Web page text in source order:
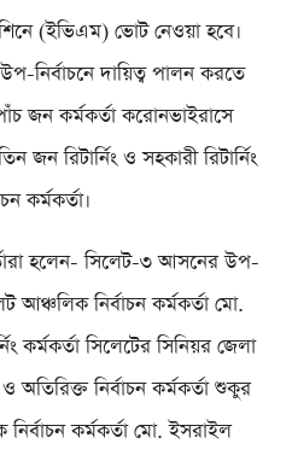
(ইভিএম) ভোট নেওয়া হবে।
নির্বাচনে দায়িত্ব পালন করতে
জন কর্মকর্তা করোনভাইরাসে
জন রিটার্নিং ও সহকারী রিটার্নিং
কর্মকর্তা।
হলেন- সিলেট-৩ আসনের উপ-
আঞ্চলিক নির্বাচন কর্মকর্তা মো.
কর্মকর্তা সিলেটের সিনিয়র জেলা
অতিরিক্ত নির্বাচন কর্মকর্তা শুকুর
কর্মকর্তা মো. ইসরাইল